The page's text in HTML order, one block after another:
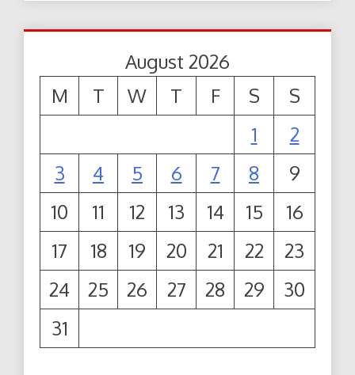
August 2026
M
T W T F S
S
1
2
3
4 5 6 7 8
9
10
11 12 13 14 15
16
17
18 19 20 21 22
23
24
25 26 27 28 29
30
31